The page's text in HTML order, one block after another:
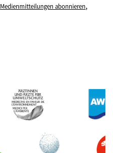
Medienmitteilungen abonnieren,